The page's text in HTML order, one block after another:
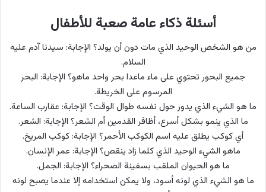
أسئلة ذكاء عامة صعبة للأطفال
من هو الشخص الوحيد الذي مات دون أن يولد؟ الإجابة: سيدنا آدم عليه
السلام.
جميع البحور تحتوي على ماء ماعدا بحر واحد ماهو؟ الإجابة: البحر
المرسوم على الخريطة.
ما هو الشيء الذي يدور حول نفسه طوال الوقت؟ الإجابة: عقارب الساعة.
ما الذي ينمو بشكل أسرع، أظافر القدمين أم الشعر؟ الإجابة: الشعر.
أي كوكب يطلق عليه اسم الكوكب الأحمر؟ الإجابة: كوكب المريخ.
ماهو الشيء الوحيد الذي كلما زاد ينقص؟ الإجابة: عمر الإنسان.
ما هو الحيوان الملقب بسفينة الصحراء؟ الإجابة: الجمل.
ما هو الشيء الذي لونه أسود، ولا يمكن استخدامه إلا عندما يصبح لونه